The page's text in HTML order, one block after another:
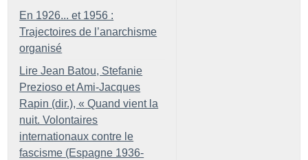
En 1926... et 1956 :
Trajectoires de l’anarchisme
organisé
Lire Jean Batou, Stefanie
Prezioso et Ami-Jacques
Rapin (dir.), « Quand vient la
nuit. Volontaires
internationaux contre le
fascisme (Espagne 1936-